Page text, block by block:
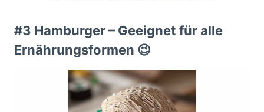
#3 Hamburger – Geeignet für alle
Ernährungsformen 😉